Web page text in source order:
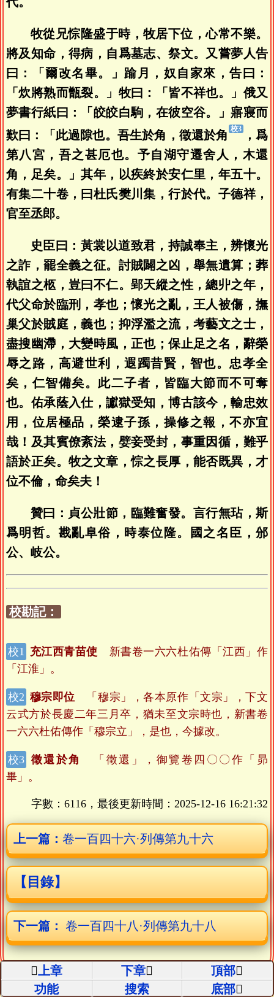
牧從兄悰隆盛于時，牧居下位，心常不樂。
將及知命，得病，自爲墓志、祭文。又嘗夢人告
曰：「爾改名畢。」踰月，奴自家來，告曰：
「炊將熟而甑裂。」牧曰：「皆不祥也。」俄又
夢書行紙曰：「皎皎白駒，在彼空谷。」寤寢而
歎曰：「此過隙也。吾生於角，徵還於角
，爲
第八宮，吾之甚厄也。予自湖守遷舍人，木還
角，足矣。」其年，以疾終於安仁里，年五十。
有集二十卷，曰杜氏樊川集，行於代。子德祥，
官至丞郎。
史臣曰：黃裳以道致君，持誠奉主，辨懷光
之詐，罷全義之征。討賊闢之凶，舉無遺算；葬
執誼之柩，豈曰不仁。郢天縱之性，總丱之年，
代父命於臨刑，孝也；懷光之亂，王人被傷，撫
巢父於賊庭，義也；抑浮濫之流，考藝文之士，
盡搜幽滯，大變時風，正也；保止足之名，辭榮
辱之路，高避世利，遐躅昔賢，智也。忠孝全
矣，仁智備矣。此二子者，皆臨大節而不可奪
也。佑承蔭入仕，讞獄受知，博古該今，輸忠效
用，位居極品，榮逮子孫，操修之報，不亦宜
哉！及其賓僚紊法，嬖妾受封，事重因循，難乎
語於正矣。牧之文章，悰之長厚，能否既異，才
位不倫，命矣夫！
贊曰：貞公壯節，臨難奮發。言行無玷，斯
爲明哲。戡亂阜俗，時泰位隆。國之名臣，邠
公、岐公。
校勘記：
充江西青苗使 新書卷一六六杜佑傳「江西」作
「江淮」。
穆宗即位 「穆宗」，各本原作「文宗」，下文
云式方於長慶二年三月卒，猶未至文宗時也，新書卷
一六六杜佑傳作「穆宗立」，是也，今據改。
徵還於角
「徵還」，御覽卷四〇〇作「昴
畢」。
字數：6116，最後更新時間： 2025-12-16 16:21:32
上一篇： 卷一百四十六·列傳第九十六
【目錄】
下一篇： 卷一百四十八·列傳第九十八
上章 下章
頂部
功能
搜索 底部